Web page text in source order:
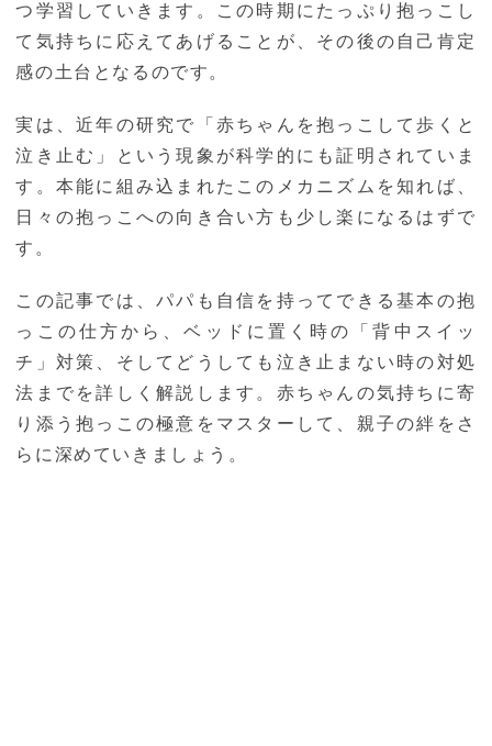
つ学習していきます。この時期にたっぷり抱っこし
て気持ちに応えてあげることが、その後の自己肯定
感の土台となるのです。
実は、近年の研究で「赤ちゃんを抱っこして歩くと
泣き止む」という現象が科学的にも証明されていま
す。本能に組み込まれたこのメカニズムを知れば、
日々の抱っこへの向き合い方も少し楽になるはずで
す。
この記事では、パパも自信を持ってできる基本の抱
っこの仕方から、ベッドに置く時の「背中スイッ
チ」対策、そしてどうしても泣き止まない時の対処
法までを詳しく解説します。赤ちゃんの気持ちに寄
り添う抱っこの極意をマスターして、親子の絆をさ
らに深めていきましょう。